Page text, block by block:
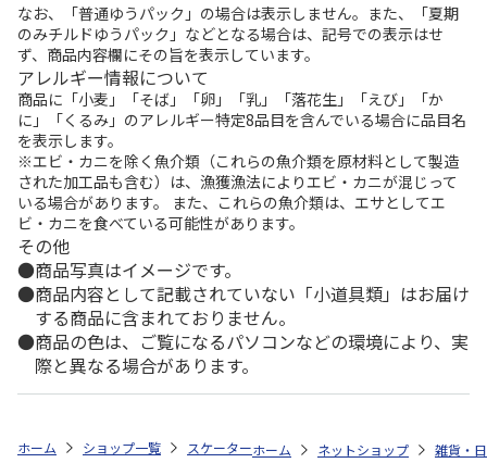
なお、「普通ゆうパック」の場合は表示しません。また、「夏期
のみチルドゆうパック」などとなる場合は、記号での表示はせ
ず、商品内容欄にその旨を表示しています。
アレルギー情報について
商品に「小麦」「そば」「卵」「乳」「落花生」「えび」「か
に」「くるみ」のアレルギー特定8品目を含んでいる場合に品目名
を表示します。
※エビ・カニを除く魚介類（これらの魚介類を原材料として製造
された加工品も含む）は、漁獲漁法によりエビ・カニが混じって
いる場合があります。 また、これらの魚介類は、エサとしてエ
ビ・カニを食べている可能性があります。
その他
商品写真はイメージです。
商品内容として記載されていない「小道具類」はお届け
する商品に含まれておりません。
商品の色は、ご覧になるパソコンなどの環境により、実
際と異なる場合があります。
ホーム ショップ一覧 スケーター 抗菌食洗機対応直飲プラワンタッ
ホーム ネットショップ 雑貨・